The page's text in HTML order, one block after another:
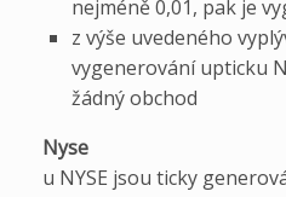
nejméně 0,01, pak je
z výše uvedeného
vygenerování upticku
žádný obchod
Nyse
u NYSE jsou ticky